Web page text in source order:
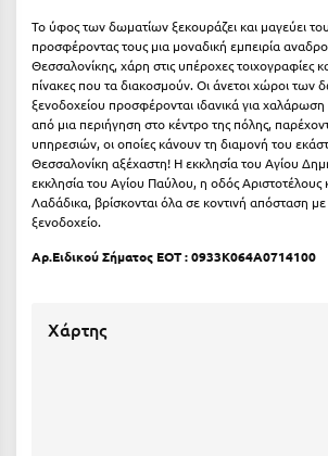
Κοκκώνι Κορινθίας
Κομοτηνή
Κόνιτσα
Κόρινθος
Κορώνη
Κουρούτα Ηλείας
Κρήτη
Το ύφος των δωματίων ξεκουράζει και μαγεύει
προσφέροντας τους μια μοναδική εμπειρία
Θεσσαλονίκης, χάρη στις υπέροχες τοιχογραφίες
πίνακες που τα διακοσμούν. Οι άνετοι χώροι των
ξενοδοχείου προσφέρονται ιδανικά για
από μια περιήγηση στο κέντρο της πόλης,
υπηρεσιών, οι οποίες κάνουν τη διαμονή του
Θεσσαλονίκη αξέχαστη! Η εκκλησία του Αγίου
εκκλησία του Αγίου Παύλου, η οδός Αριστοτέλους
Λαδάδικα, βρίσκονται όλα σε κοντινή απόσταση
ξενοδοχείο.
Αρ.Ειδικού Σήματος ΕΟΤ : 0933K064A0714100
Χάρτης